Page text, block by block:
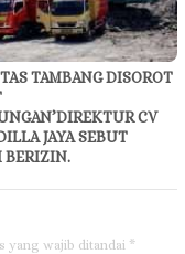
TAMBANG DISOROT
CV
JAYA SEBUT
BERIZIN.
yang wajib ditandai *